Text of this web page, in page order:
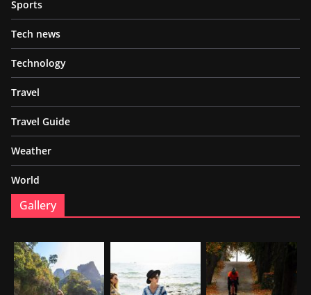
Sports
Tech news
Technology
Travel
Travel Guide
Weather
World
Gallery